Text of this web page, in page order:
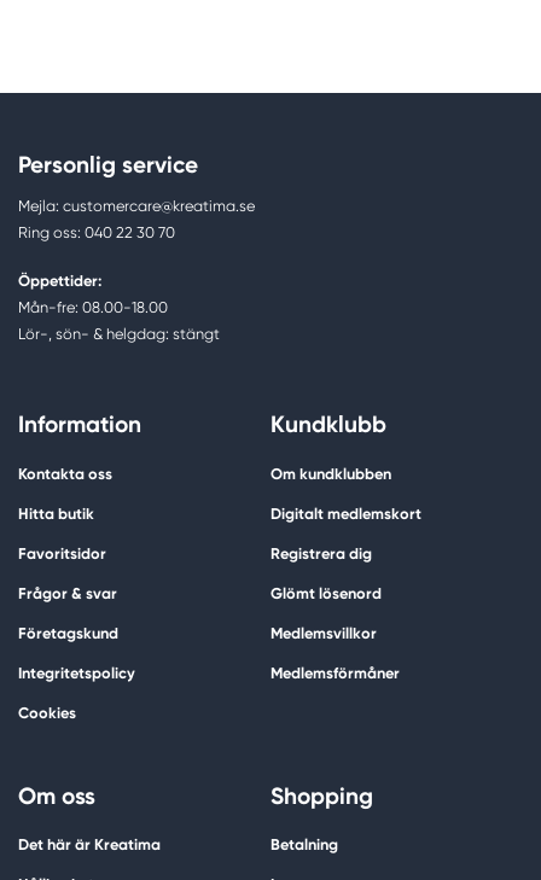
Personlig service
Mejla: customercare@kreatima.se
Ring oss: 040 22 30 70
Öppettider:
Mån-fre: 08.00-18.00
Lör-, sön- & helgdag: stängt
Information
Kontakta oss
Hitta butik
Favoritsidor
Frågor & svar
Företagskund
Integritetspolicy
Cookies
Kundklubb
Om kundklubben
Digitalt medlemskort
Registrera dig
Glömt lösenord
Medlemsvillkor
Medlemsförmåner
Om oss
Det här är Kreatima
Shopping
Betalning